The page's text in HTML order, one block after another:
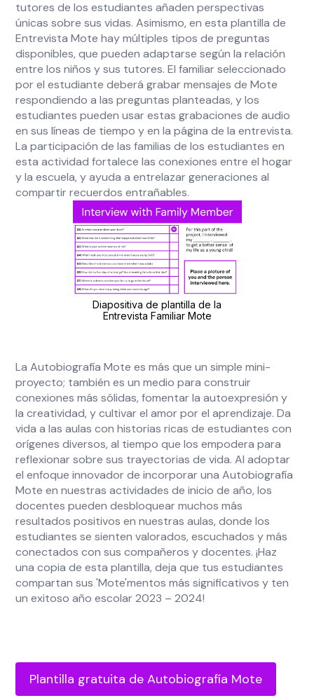
tutores de los estudiantes añaden perspectivas
únicas sobre sus vidas. Asimismo, en esta plantilla de
Entrevista Mote hay múltiples tipos de preguntas
disponibles, que pueden adaptarse según la relación
entre los niños y sus tutores. El familiar seleccionado
por el estudiante deberá grabar mensajes de Mote
respondiendo a las preguntas planteadas, y los
estudiantes pueden usar estas grabaciones de audio
en sus líneas de tiempo y en la página de la entrevista.
La participación de las familias de los estudiantes en
esta actividad fortalece las conexiones entre el hogar
y la escuela, y ayuda a entrelazar generaciones al
compartir recuerdos entrañables.
Diapositiva de plantilla de la
Entrevista Familiar Mote
La Autobiografía Mote es más que un simple mini-
proyecto; también es un medio para construir
conexiones más sólidas, fomentar la autoexpresión y
la creatividad, y cultivar el amor por el aprendizaje. Da
vida a las aulas con historias ricas de estudiantes con
orígenes diversos, al tiempo que los empodera para
reflexionar sobre sus trayectorias de vida. Al adoptar
el enfoque innovador de incorporar una Autobiografía
Mote en nuestras actividades de inicio de año, los
docentes pueden desbloquear muchos más
resultados positivos en nuestras aulas, donde los
estudiantes se sienten valorados, escuchados y más
conectados con sus compañeros y docentes. ¡Haz
una copia de esta plantilla, deja que tus estudiantes
compartan sus 'Mote'mentos más significativos y ten
un exitoso año escolar 2023 – 2024!
Plantilla gratuita de Autobiografía Mote